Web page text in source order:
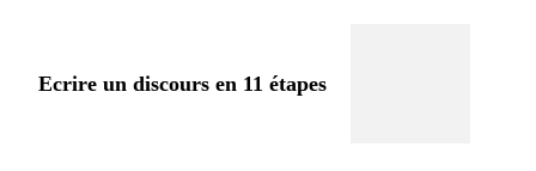
Ecrire un discours en 11 étapes